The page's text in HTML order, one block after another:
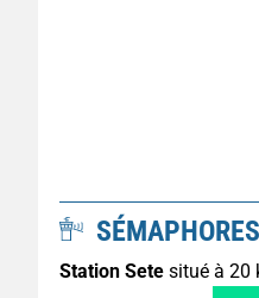
SÉMAPHORES
Station Sete situé à 20